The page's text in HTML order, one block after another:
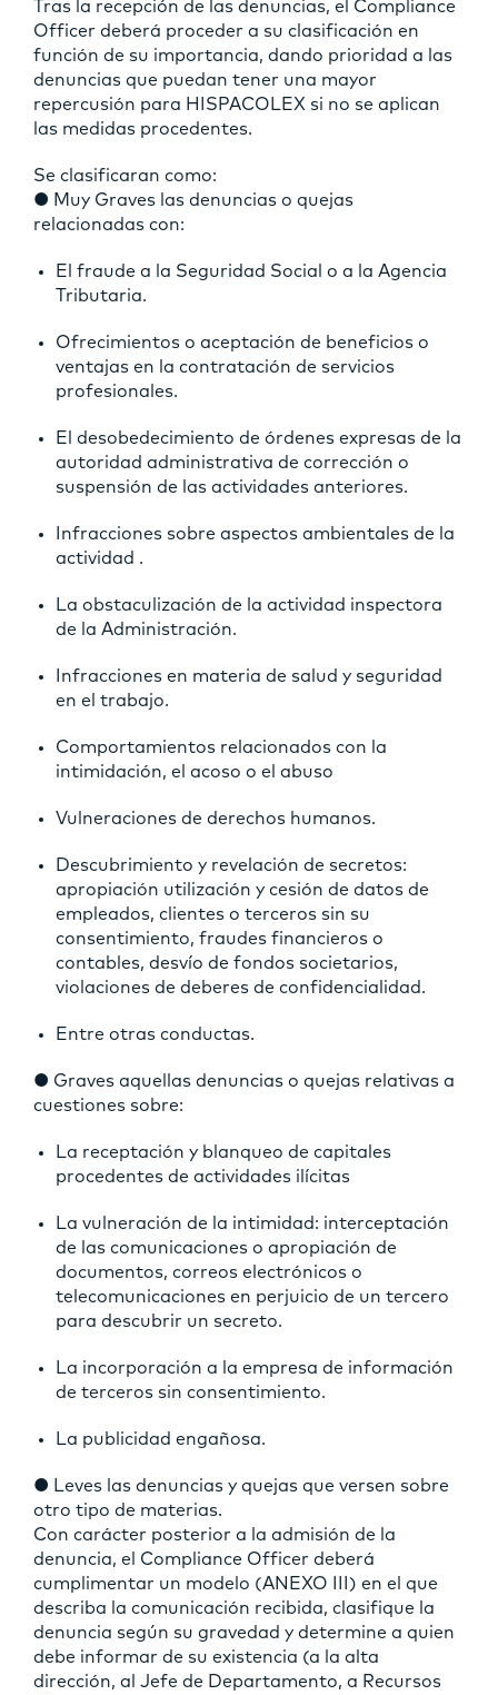
Tras la recepción de las denuncias, el Compliance
Officer deberá proceder a su clasificación en
función de su importancia, dando prioridad a las
denuncias que puedan tener una mayor
repercusión para HISPACOLEX si no se aplican
las medidas procedentes.
Se clasificaran como:
● Muy Graves las denuncias o quejas
relacionadas con:
El fraude a la Seguridad Social o a la Agencia
Tributaria.
Ofrecimientos o aceptación de beneficios o
ventajas en la contratación de servicios
profesionales.
El desobedecimiento de órdenes expresas de la
autoridad administrativa de corrección o
suspensión de las actividades anteriores.
Infracciones sobre aspectos ambientales de la
actividad .
La obstaculización de la actividad inspectora
de la Administración.
Infracciones en materia de salud y seguridad
en el trabajo.
Comportamientos relacionados con la
intimidación, el acoso o el abuso
Vulneraciones de derechos humanos.
Descubrimiento y revelación de secretos:
apropiación utilización y cesión de datos de
empleados, clientes o terceros sin su
consentimiento, fraudes financieros o
contables, desvío de fondos societarios,
violaciones de deberes de confidencialidad.
Entre otras conductas.
● Graves aquellas denuncias o quejas relativas a
cuestiones sobre:
La receptación y blanqueo de capitales
procedentes de actividades ilícitas
La vulneración de la intimidad: interceptación
de las comunicaciones o apropiación de
documentos, correos electrónicos o
telecomunicaciones en perjuicio de un tercero
para descubrir un secreto.
La incorporación a la empresa de información
de terceros sin consentimiento.
La publicidad engañosa.
● Leves las denuncias y quejas que versen sobre
otro tipo de materias.
Con carácter posterior a la admisión de la
denuncia, el Compliance Officer deberá
cumplimentar un modelo (ANEXO III) en el que
describa la comunicación recibida, clasifique la
denuncia según su gravedad y determine a quien
debe informar de su existencia (a la alta
dirección, al Jefe de Departamento, a Recursos